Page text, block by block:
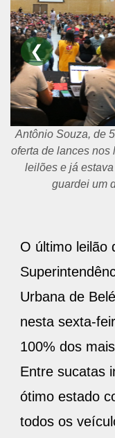
❮
Antônio Souza, de
oferta de lances nos
leilões e já
guardei um
O último leilão
Urbana de
nesta sexta-
100% dos
Entre sucatas
ótimo estado
todos os